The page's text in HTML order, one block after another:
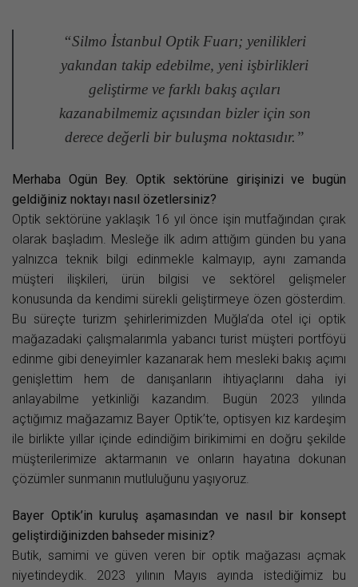
“Silmo İstanbul Optik Fuarı; yenilikleri
yakından takip edebilme, yeni işbirlikleri
geliştirme ve farklı bakış açıları
kazanabilmemiz açısından bizler için son
derece değerli bir buluşma noktasıdır.”
Merhaba Ogün Bey. Optik sektörüne girişinizi ve bugün
geldiğiniz noktayı nasıl özetlersiniz?
Optik sektörüne yaklaşık 16 yıl önce işin mutfağından çırak
olarak başladım. Mesleğe ilk adım attığım günden bu yana
yalnızca teknik bilgi edinmekle kalmayıp, aynı zamanda
müşteri ilişkileri, ürün bilgisi ve sektörel gelişmeler
konusunda da kendimi sürekli geliştirmeye özen gösterdim.
Bu süreçte turizm şehirlerimizden Muğla’da otel içi optik
mağazadaki çalışmalarımla yabancı turist müşteri portföyü
edinme gibi deneyimler kazanarak hem mesleki bakış açımı
genişlettim hem de danışanların ihtiyaçlarını daha iyi
anlayabilme yetkinliği kazandım. Bugün 2023 yılında
açtığımız mağazamız Bayer Optik’te, optisyen kız kardeşim
ile birlikte yıllar içinde edindiğim birikimimi en doğru şekilde
müşterilerimize aktarmanın ve onların hayatına dokunan
çözümler sunmanın mutluluğunu yaşıyoruz.
Bayer Optik’in kuruluş aşamasından ve nasıl bir konsept
geliştirdiğinizden bahseder misiniz?
Butik, samimi ve güven veren bir optik mağazası açmak
niyetindeydik. 2023 yılının Mayıs ayında istediğimiz bu